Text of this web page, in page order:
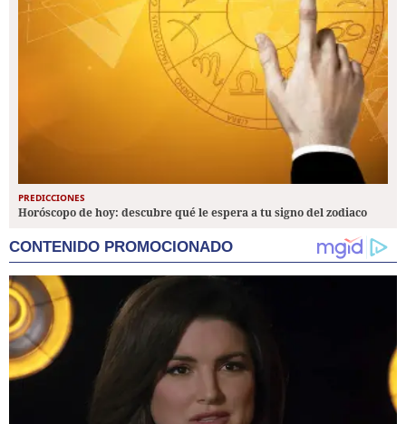
PREDICCIONES
Horóscopo de hoy: descubre qué le espera a tu signo del zodiaco
CONTENIDO PROMOCIONADO